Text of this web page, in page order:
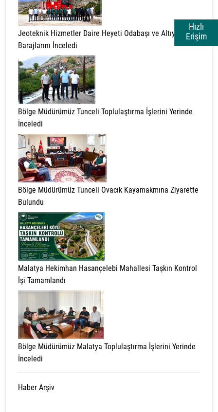
Hızlı
Erişim
Jeoteknik Hizmetler Daire Heyeti Odabaşı ve Altıyaka
Barajlarını İnceledi
Bölge Müdürümüz Tunceli Toplulaştırma İşlerini Yerinde
İnceledi
Bölge Müdürümüz Tunceli Ovacık Kayamakmına Ziyarette
Bulundu
Malatya Hekimhan Hasançelebi Mahallesi Taşkın Kontrol
İşi Tamamlandı
Bölge Müdürümüz Malatya Toplulaştırma İşlerini Yerinde
İnceledi
Haber Arşiv